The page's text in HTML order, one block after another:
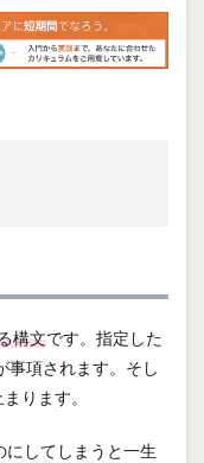
構文です。指定した
事項されます。そし
ります。
にしてしまうと一生